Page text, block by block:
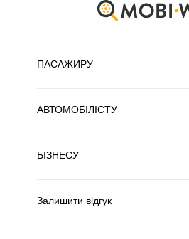
ПАСАЖИРУ
АВТОМОБІЛІСТУ
БІЗНЕСУ
Залишити відгук